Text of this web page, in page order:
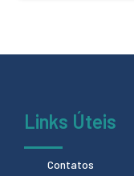
Links Úteis
Contatos